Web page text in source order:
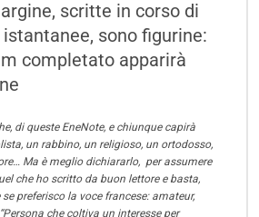
scritte in corso di
istantanee, sono figurine:
completato apparirà
di queste EneNote, e chiunque capirà
un rabbino, un religioso, un ortodosso,
Ma è meglio dichiararlo, per assumere
che ho scritto da buon lettore e basta,
preferisco la voce francese: amateur,
che coltiva un interesse per